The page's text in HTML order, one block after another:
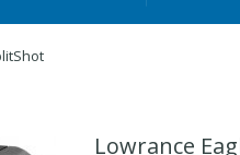
Lowrance